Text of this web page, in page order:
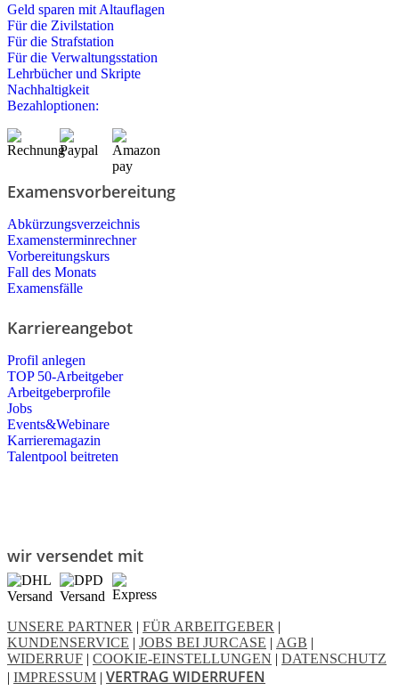
Geld sparen mit Altauflagen
Für die Zivilstation
Für die Strafstation
Für die Verwaltungsstation
Lehrbücher und Skripte
Nachhaltigkeit
Bezahloptionen:
Examensvorbereitung
Abkürzungsverzeichnis
Examensterminrechner
Vorbereitungskurs
Fall des Monats
Examensfälle
Karriereangebot
Profil anlegen
TOP 50-Arbeitgeber
Arbeitgeberprofile
Jobs
Events&Webinare
Karrieremagazin
Talentpool beitreten
wir versendet mit
UNSERE PARTNER FÜR ARBEITGEBER
KUNDENSERVICE
JOBS BEI JURCASE AGB
WIDERRUF
COOKIE-EINSTELLUNGEN
DATENSCHUTZ
IMPRESSUM VERTRAG WIDERRUFEN